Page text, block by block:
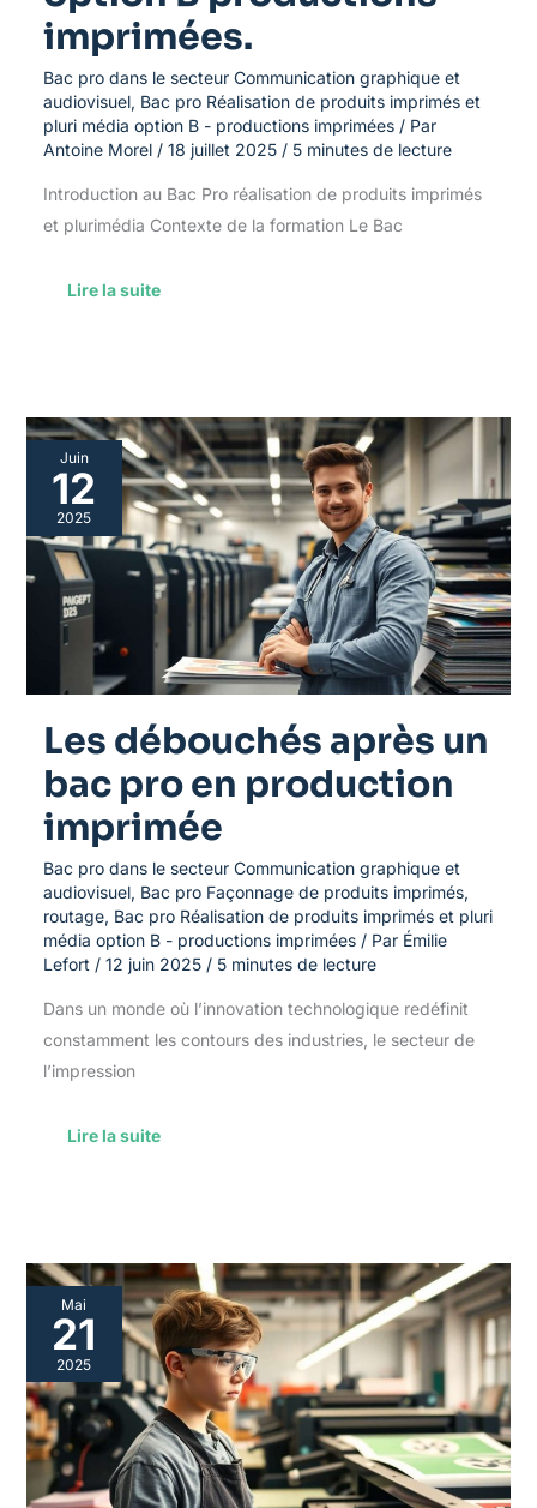
imprimées.
Bac pro dans le secteur Communication graphique et
audiovisuel, Bac pro Réalisation de produits imprimés et
pluri média option B - productions imprimées/ Par
Antoine Morel / 18 juillet 2025 / 5 minutes de lecture
Introduction au Bac Pro réalisation de produits imprimés
et plurimédia Contexte de la formation Le Bac
Lire la suite
Juin
12
2025
Les débouchés après un
bac pro en production
imprimée
Bac pro dans le secteur Communication graphique et
audiovisuel, Bac pro Façonnage de produits imprimés,
routage, Bac pro Réalisation de produits imprimés et pluri
média option B - productions imprimées/ Par Émilie
Lefort / 12 juin 2025 / 5 minutes de lecture
Dans un monde où l’innovation technologique redéfinit
constamment les contours des industries, le secteur de
l’impression
Les
débouchés
après
un
bac
pro
en
production
imprimée
Lire la suite
Mai
21
2025
Guide
ultime
pour
réussir
le
bac
pro
production
imprimée